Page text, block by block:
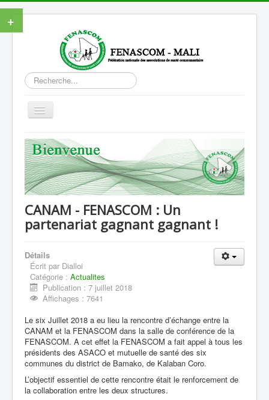
Rechercher
Basculer
la
Accueil
Actualités
Activités
Publications
Liste des CSCOM
CANAM - FENASCOM : Un
partenariat gagnant gagnant !
Détails
Écrit par Dialloi
Catégorie : Actualites
Publication : 7 juillet 2018
Affichages : 7641
Le six Juillet 2018 a eu lieu la rencontre d’échange entre la
CANAM et la FENASCOM dans la salle de conférence de la
FENASCOM. A cet effet la FENASCOM a fait appel à tous les
présidents des ASACO et mutuelle de santé des six
communes du district de Bamako, de Kalaban Coro.
L’objectif essentiel de cette rencontre était le renforcement de
la collaboration entre les deux structures.
+